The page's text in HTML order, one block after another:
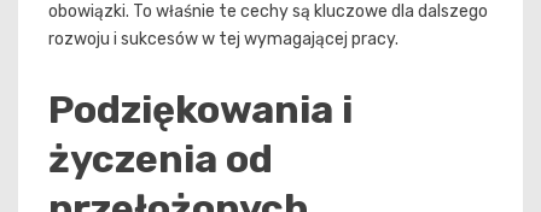
obowiązki. To właśnie te cechy są kluczowe dla dalszego
rozwoju i sukcesów w tej wymagającej pracy.
Podziękowania i
życzenia od